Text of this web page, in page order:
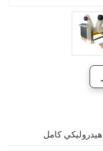
هيدروليكي كامل